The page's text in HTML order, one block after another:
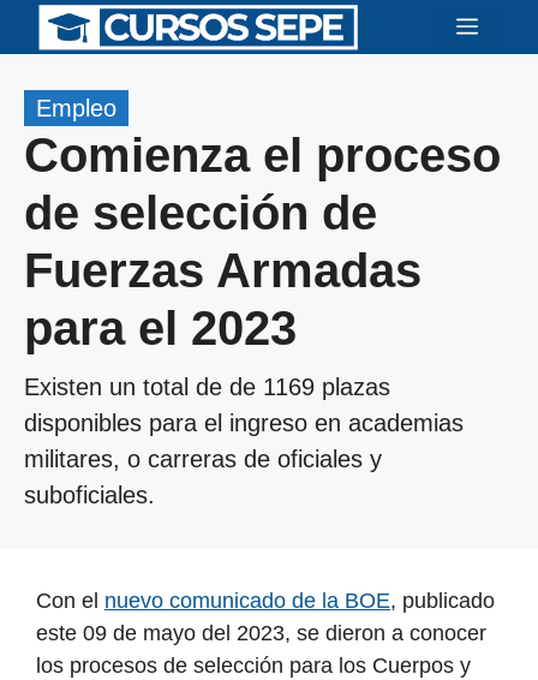
Saltar
Menú
Empleo
Comienza el proceso
de selección de
Fuerzas Armadas
para el 2023
Existen un total de de 1169 plazas
disponibles para el ingreso en academias
militares, o carreras de oficiales y
suboficiales.
Con el nuevo comunicado de la BOE, publicado
este 09 de mayo del 2023, se dieron a conocer
los procesos de selección para los Cuerpos y